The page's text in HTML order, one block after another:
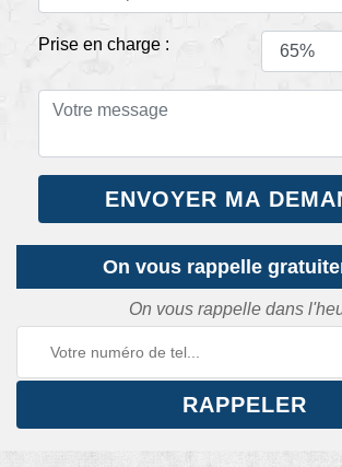
Prise en charge :
On vous rappelle
On vous rappelle dans